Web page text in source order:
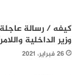
كيفه / رسالة
وزير الداخلية
26 فبراير، 2021